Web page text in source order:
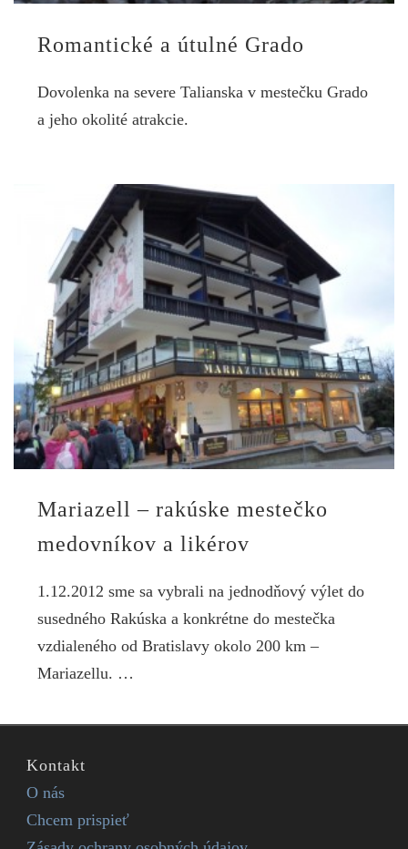
Romantické a útulné Grado
Dovolenka na severe Talianska v mestečku Grado
a jeho okolité atrakcie.
Mariazell – rakúske mestečko
medovníkov a likérov
1.12.2012 sme sa vybrali na jednodňový výlet do
susedného Rakúska a konkrétne do mestečka
vzdialeného od Bratislavy okolo 200 km –
Mariazellu. …
Kontakt
O nás
Chcem prispieť